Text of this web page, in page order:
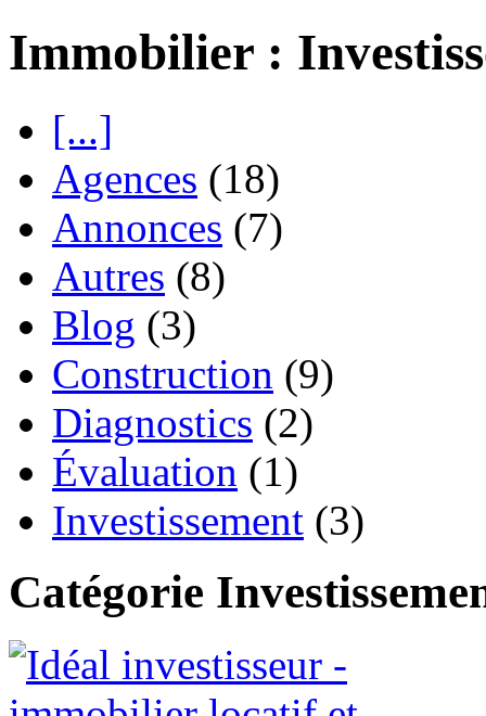
Immobilier :
[...]
Agences (18)
Annonces (7)
Autres (8)
Blog (3)
Construction (9)
Diagnostics (2)
Évaluation (1)
Investissement (3)
Catégorie